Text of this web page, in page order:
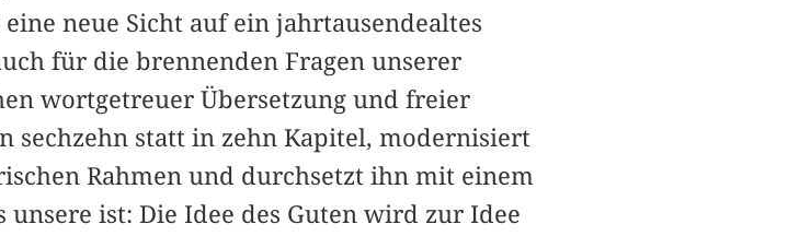
neue Sicht auf ein jahrtausendealtes
für die brennenden Fragen unserer
wortgetreuer Übersetzung und freier
statt in zehn Kapitel, modernisiert
Rahmen und durchsetzt ihn mit einem
ist: Die Idee des Guten wird zur Idee